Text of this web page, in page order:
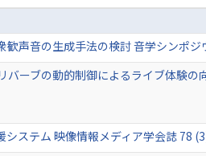
歓声音の生成手法の検討 音学シンポ
ーブの動的制御によるライブ体験
ステム 映像情報メディア学会誌 78